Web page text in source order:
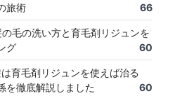
旅術
66
毛の洗い方と育毛剤リジュンを
グ
60
育毛剤リジュンを使えば治る
を徹底解説しました
60